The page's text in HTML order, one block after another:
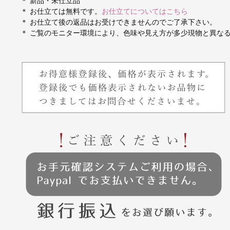
＊ お仕立ては無料です。 お仕立てについてはこちら
＊ お仕立て後の返品はお受けできませんのでご了承下さい。
＊ ご覧のモニター環境により、色味や見え方が多少現物と異な